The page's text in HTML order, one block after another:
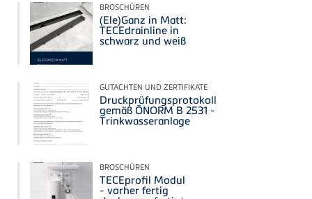
BROSCHÜREN
(Ele)Ganz in Matt:
TECEdrainline in
schwarz und weiß
GUTACHTEN UND ZERTIFIKATE
Druckprüfungsprotokoll
gemäß ÖNORM B 2531 -
Trinkwasseranlage
BROSCHÜREN
TECEprofil Modul
- vorher fertig